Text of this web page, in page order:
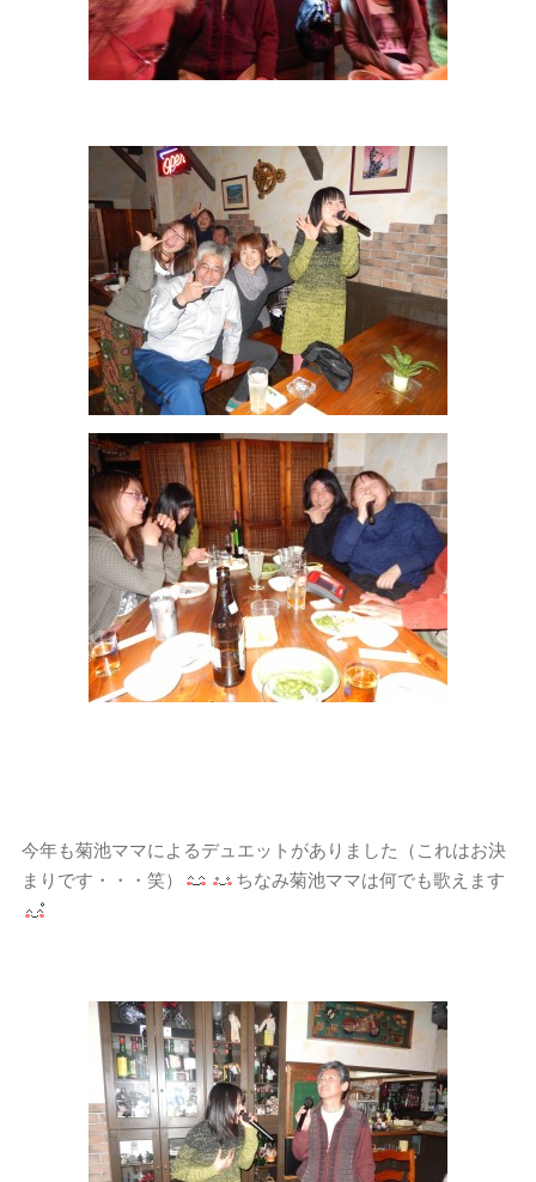
今年も菊池ママによるデュエットがありました（これはお決
まりです・・・笑）
ちなみ菊池ママは何でも歌えます